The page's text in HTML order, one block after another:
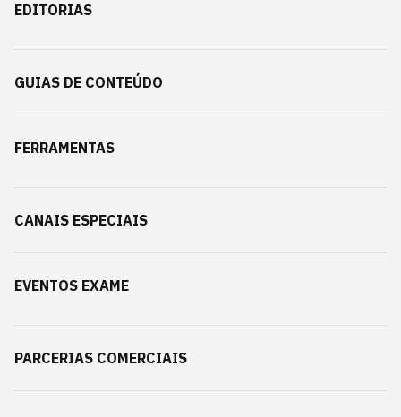
EDITORIAS
GUIAS DE CONTEÚDO
FERRAMENTAS
CANAIS ESPECIAIS
EVENTOS EXAME
PARCERIAS COMERCIAIS